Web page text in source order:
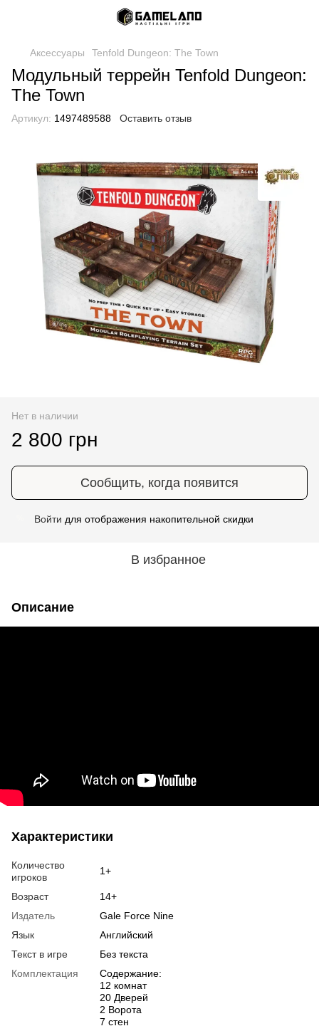
Аксессуары Tenfold Dungeon: The Town
Модульный террейн Tenfold Dungeon:
The Town
Артикул: 1497489588 Оставить отзыв
Нет в наличии
2 800 грн
Сообщить, когда появится
Войти для отображения накопительной скидки
В избранное
Описание
Характеристики
Количество
игроков
1+
Возраст
14+
Издатель
Gale Force Nine
Язык
Английский
Текст в игре
Без текста
Комплектация
Содержание:
12 комнат
20 Дверей
2 Ворота
7 стен